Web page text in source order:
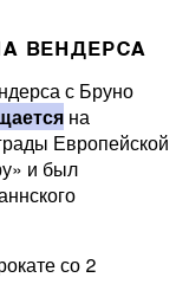
ВЕНДЕРСА
с Бруно
на
Европейской
и был
со 2